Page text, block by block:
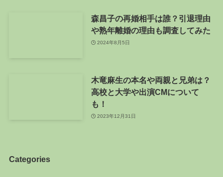
森昌子の再婚相手は誰？引退理由
や熟年離婚の理由も調査してみた
2024年8月5日
木竜麻生の本名や両親と兄弟は？
高校と大学や出演CMについて
も！
2023年12月31日
Categories